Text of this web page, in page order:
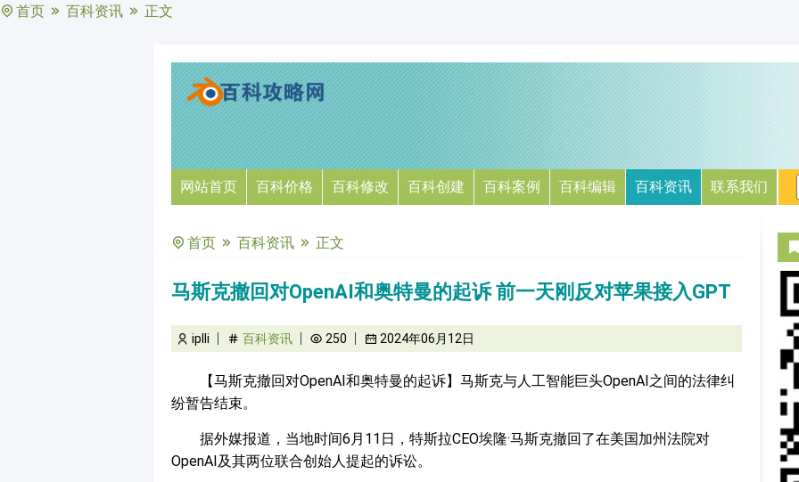
首页 百科资讯 正文
网站首页 百科价格 百科修改 百科创建 百科案例 百科编辑 百科资讯 联系我们
首页 百科资讯 正文
马斯克撤回对OpenAI和奥特曼的起诉 前一天刚反对苹果接入GPT
iplli 百科资讯 250 2024年06月12日
【马斯克撤回对OpenAI和奥特曼的起诉】马斯克与人工智能巨头OpenAI之间的法律纠
纷暂告结束。
据外媒报道，当地时间6月11日，特斯拉CEO埃隆·马斯克撤回了在美国加州法院对
OpenAI及其两位联合创始人提起的诉讼。